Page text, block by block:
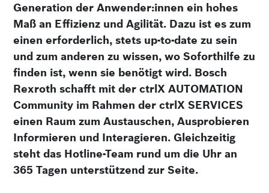
Generation der Anwender:innen ein hohes
Maß an Effizienz und Agilität. Dazu ist es zum
einen erforder­lich, stets up-to-date zu sein
und zum anderen zu wissen, wo Soforthilfe zu
finden ist, wenn sie benötigt wird. Bosch
Rexroth schafft mit der ctrlX AUTOMATION
Community im Rahmen der ctrlX SERVICES
einen Raum zum Austauschen, Ausprobieren
Informieren und Interagieren. Gleichzeitig
steht das Hotline-Team rund um die Uhr an
365 Tagen unter­stützend zur Seite.